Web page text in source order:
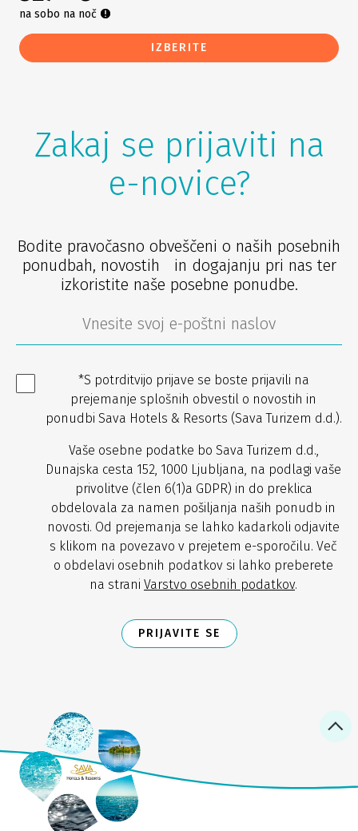
na sobo na noč
IZBERITE
Zakaj se prijaviti na
e-novice?
Bodite pravočasno obveščeni o naših posebnih
ponudbah, novostih in dogajanju pri nas ter
izkoristite naše posebne ponudbe.
*S potrditvijo prijave se boste prijavili na
prejemanje splošnih obvestil o novostih in
ponudbi Sava Hotels & Resorts (Sava Turizem d.d.).
Vaše osebne podatke bo Sava Turizem d.d.,
Dunajska cesta 152, 1000 Ljubljana, na podlagi vaše
privolitve (člen 6(1)a GDPR) in do preklica
obdelovala za namen pošiljanja naših ponudb in
novosti. Od prejemanja se lahko kadarkoli odjavite
s klikom na povezavo v prejetem e-sporočilu. Več
o obdelavi osebnih podatkov si lahko preberete
na strani Varstvo osebnih podatkov.
PRIJAVITE SE